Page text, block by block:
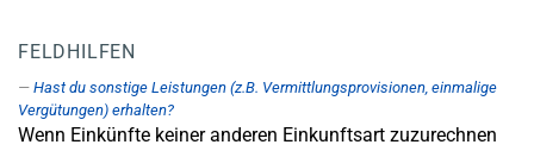
FELDHILFEN
Hast du sonstige Leistungen (z.B. Vermittlungsprovisionen, einmalige
Vergütungen) erhalten?
Wenn Einkünfte keiner anderen Einkunftsart zuzurechnen